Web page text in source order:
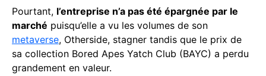
Pourtant, l’entreprise n’a pas été épargnée par le
marché puisqu’elle a vu les volumes de son
metaverse, Otherside, stagner tandis que le prix de
sa collection Bored Apes Yatch Club (BAYC) a perdu
grandement en valeur.